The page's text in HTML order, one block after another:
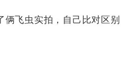
俩飞虫实拍，自己比对区别